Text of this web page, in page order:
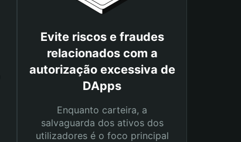
Evite riscos e fraudes
relacionados com a
autorização excessiva de
DApps
Enquanto carteira, a
salvaguarda dos ativos dos
utilizadores é o foco principal